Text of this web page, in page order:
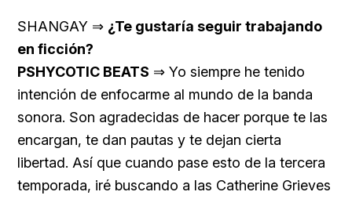
SHANGAY ⇒ ¿Te gustaría seguir trabajando
en ficción?
PSHYCOTIC BEATS ⇒ Yo siempre he tenido
intención de enfocarme al mundo de la banda
sonora. Son agradecidas de hacer porque te las
encargan, te dan pautas y te dejan cierta
libertad. Así que cuando pase esto de la tercera
temporada, iré buscando a las Catherine Grieves